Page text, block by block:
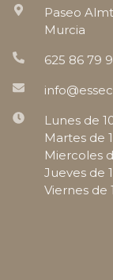
Paseo
Murcia
625 86 79
Lunes de
Martes de
Miercoles
Jueves de
Viernes de